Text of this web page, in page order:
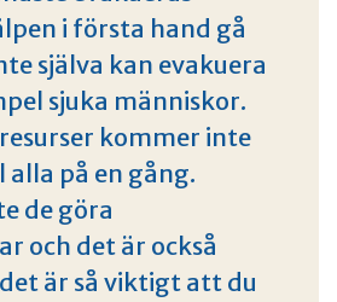
i första hand gå
själva kan evakuera
sjuka människor.
kommer inte
på en gång.
de göra
och det är också
är så viktigt att du